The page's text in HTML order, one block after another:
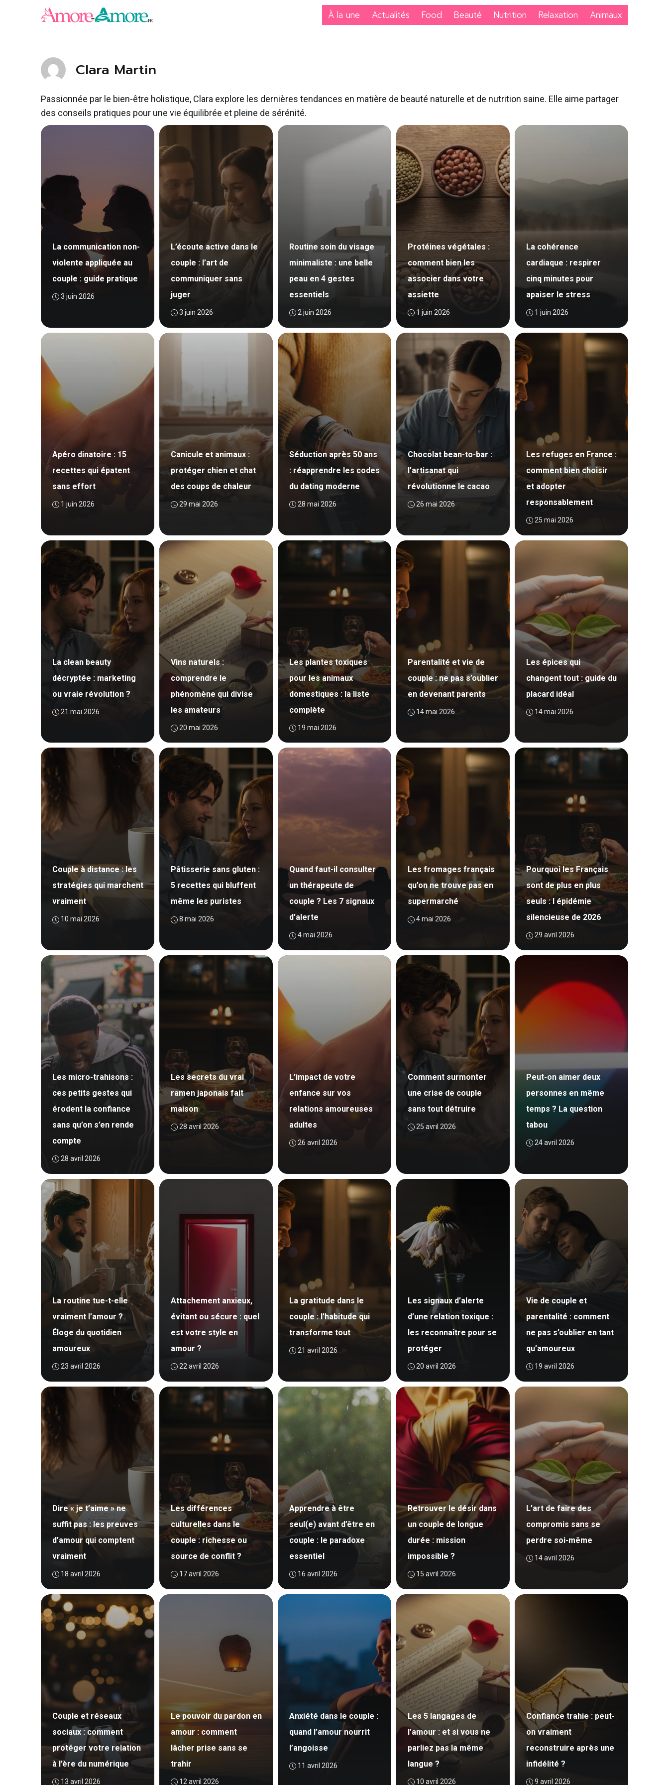
À la une Actualités Food Beauté Nutrition Relaxation Animaux
Clara Martin
Passionnée par le bien-être holistique, Clara explore les dernières tendances en matière de beauté naturelle et de nutrition saine. Elle aime partager
des conseils pratiques pour une vie équilibrée et pleine de sérénité.
La communication non-
violente appliquée au
couple : guide pratique
3 juin 2026
L’écoute active dans le
couple : l’art de
communiquer sans
juger
3 juin 2026
Routine soin du visage
minimaliste : une belle
peau en 4 gestes
essentiels
2 juin 2026
Protéines végétales :
comment bien les
associer dans votre
assiette
1 juin 2026
La cohérence
cardiaque : respirer
cinq minutes pour
apaiser le stress
1 juin 2026
Apéro dinatoire : 15
recettes qui épatent
sans effort
1 juin 2026
Canicule et animaux :
protéger chien et chat
des coups de chaleur
29 mai 2026
Séduction après 50 ans
: réapprendre les codes
du dating moderne
28 mai 2026
Chocolat bean-to-bar :
l’artisanat qui
révolutionne le cacao
26 mai 2026
Les refuges en France :
comment bien choisir
et adopter
responsablement
25 mai 2026
La clean beauty
décryptée : marketing
ou vraie révolution ?
21 mai 2026
Vins naturels :
comprendre le
phénomène qui divise
les amateurs
20 mai 2026
Les plantes toxiques
pour les animaux
domestiques : la liste
complète
19 mai 2026
Parentalité et vie de
couple : ne pas s’oublier
en devenant parents
14 mai 2026
Les épices qui
changent tout : guide du
placard idéal
14 mai 2026
Couple à distance : les
stratégies qui marchent
vraiment
10 mai 2026
Pâtisserie sans gluten :
5 recettes qui bluffent
même les puristes
8 mai 2026
Quand faut-il consulter
un thérapeute de
couple ? Les 7 signaux
d’alerte
4 mai 2026
Les fromages français
qu’on ne trouve pas en
supermarché
4 mai 2026
Pourquoi les Français
sont de plus en plus
seuls : l épidémie
silencieuse de 2026
29 avril 2026
Les micro-trahisons :
ces petits gestes qui
érodent la confiance
sans qu’on s’en rende
compte
28 avril 2026
Les secrets du vrai
ramen japonais fait
maison
28 avril 2026
L’impact de votre
enfance sur vos
relations amoureuses
adultes
26 avril 2026
Comment surmonter
une crise de couple
sans tout détruire
25 avril 2026
Peut-on aimer deux
personnes en même
temps ? La question
tabou
24 avril 2026
La routine tue-t-elle
vraiment l’amour ?
Éloge du quotidien
amoureux
23 avril 2026
Attachement anxieux,
évitant ou sécure : quel
est votre style en
amour ?
22 avril 2026
La gratitude dans le
couple : l’habitude qui
transforme tout
21 avril 2026
Les signaux d’alerte
d’une relation toxique :
les reconnaître pour se
protéger
20 avril 2026
Vie de couple et
parentalité : comment
ne pas s’oublier en tant
qu’amoureux
19 avril 2026
Dire « je t’aime » ne
suffit pas : les preuves
d’amour qui comptent
vraiment
18 avril 2026
Les différences
culturelles dans le
couple : richesse ou
source de conflit ?
17 avril 2026
Apprendre à être
seul(e) avant d’être en
couple : le paradoxe
essentiel
16 avril 2026
Retrouver le désir dans
un couple de longue
durée : mission
impossible ?
15 avril 2026
L’art de faire des
compromis sans se
perdre soi-même
14 avril 2026
Couple et réseaux
sociaux : comment
protéger votre relation
à l’ère du numérique
13 avril 2026
Le pouvoir du pardon en
amour : comment
lâcher prise sans se
trahir
12 avril 2026
Anxiété dans le couple :
quand l’amour nourrit
l’angoisse
11 avril 2026
Les 5 langages de
l’amour : et si vous ne
parliez pas la même
langue ?
10 avril 2026
Confiance trahie : peut-
on vraiment
reconstruire après une
infidélité ?
9 avril 2026